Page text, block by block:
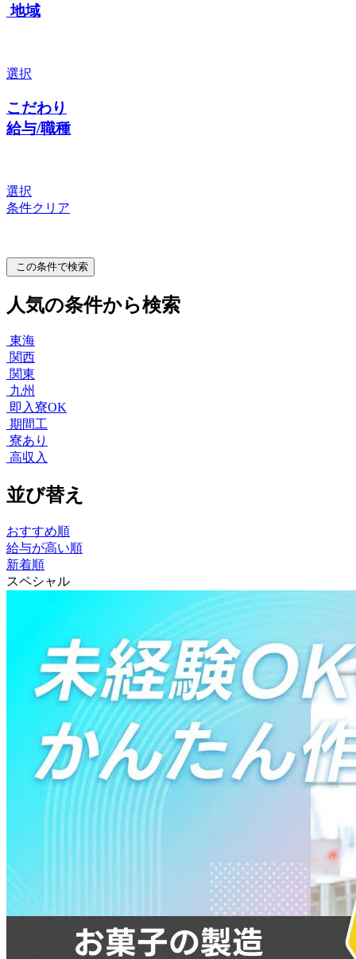
地域
選択
こだわり
給与/職種
選択
条件クリア
この条件で検索
人気の条件から検索
東海
関西
関東
九州
即入寮OK
期間工
寮あり
高収入
並び替え
おすすめ順
給与が高い順
新着順
スペシャル